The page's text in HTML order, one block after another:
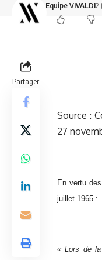
Equipe VIVALDI2
Partager
Source :
27
En vertu
juillet 1965 :
« Lors de